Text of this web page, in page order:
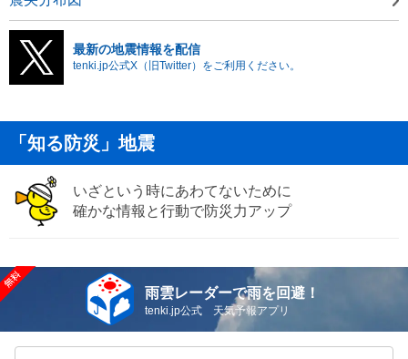
最新の地震情報を配信
tenki.jp公式X（旧Twitter）をご利用ください。
「知る防災」地震
いざという時にあわてないために
確かな情報と行動で防災力アップ
雨雲レーダーで雨を回避！
tenki.jp公式 天気予報アプリ